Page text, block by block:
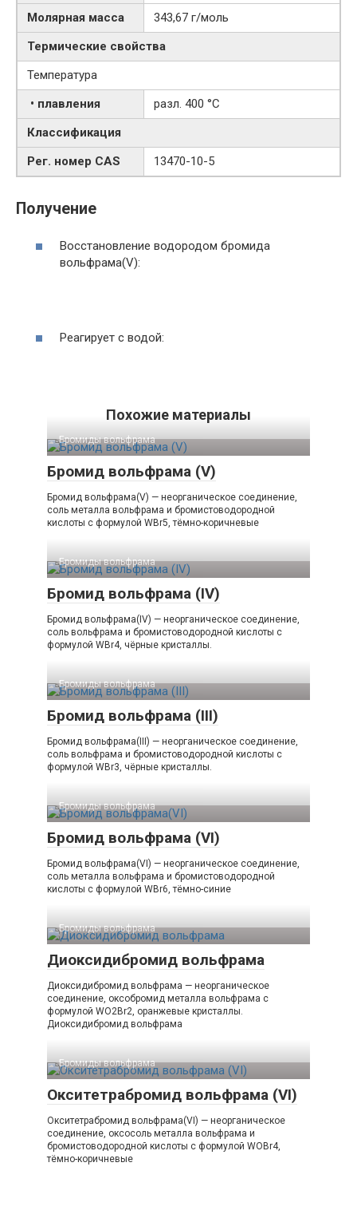
Молярная масса
343,67 г/моль
Термические свойства
Температура
• плавления
разл. 400 °C
Классификация
Рег. номер CAS
13470-10-5
Получение
Восстановление водородом бромида
вольфрама(V):
Реагирует с водой:
Похожие материалы
Бромиды вольфрама‎
Бромид вольфрама (V)
Бромид вольфрама(V) — неорганическое соединение,
соль металла вольфрама и бромистоводородной
кислоты с формулой WBr5, тёмно-коричневые
Бромиды вольфрама‎
Бромид вольфрама (IV)
Бромид вольфрама(IV) — неорганическое соединение,
соль вольфрама и бромистоводородной кислоты с
формулой WBr4, чёрные кристаллы.
Бромиды вольфрама‎
Бромид вольфрама (III)
Бромид вольфрама(III) — неорганическое соединение,
соль вольфрама и бромистоводородной кислоты с
формулой WBr3, чёрные кристаллы.
Бромиды вольфрама‎
Бромид вольфрама (VI)
Бромид вольфрама(VI) — неорганическое соединение,
соль металла вольфрама и бромистоводородной
кислоты с формулой WBr6, тёмно-синие
Бромиды вольфрама‎
Диоксидибромид вольфрама
Диоксидибромид вольфрама — неорганическое
соединение, оксобромид металла вольфрама с
формулой WO2Br2, оранжевые кристаллы.
Диоксидибромид вольфрама
Бромиды вольфрама‎
Окситетрабромид вольфрама (VI)
Окситетрабромид вольфрама(VI) — неорганическое
соединение, оксосоль металла вольфрама и
бромистоводородной кислоты с формулой WOBr4,
тёмно-коричневые